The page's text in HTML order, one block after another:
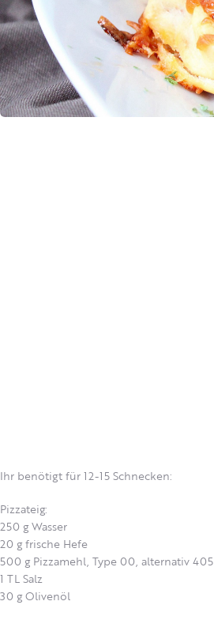
Ihr benötigt für 12-15 Schnecken:
Pizzateig:
250 g Wasser
20 g frische Hefe
500 g Pizzamehl, Type 00, alternativ 405
1 TL Salz
30 g Olivenöl